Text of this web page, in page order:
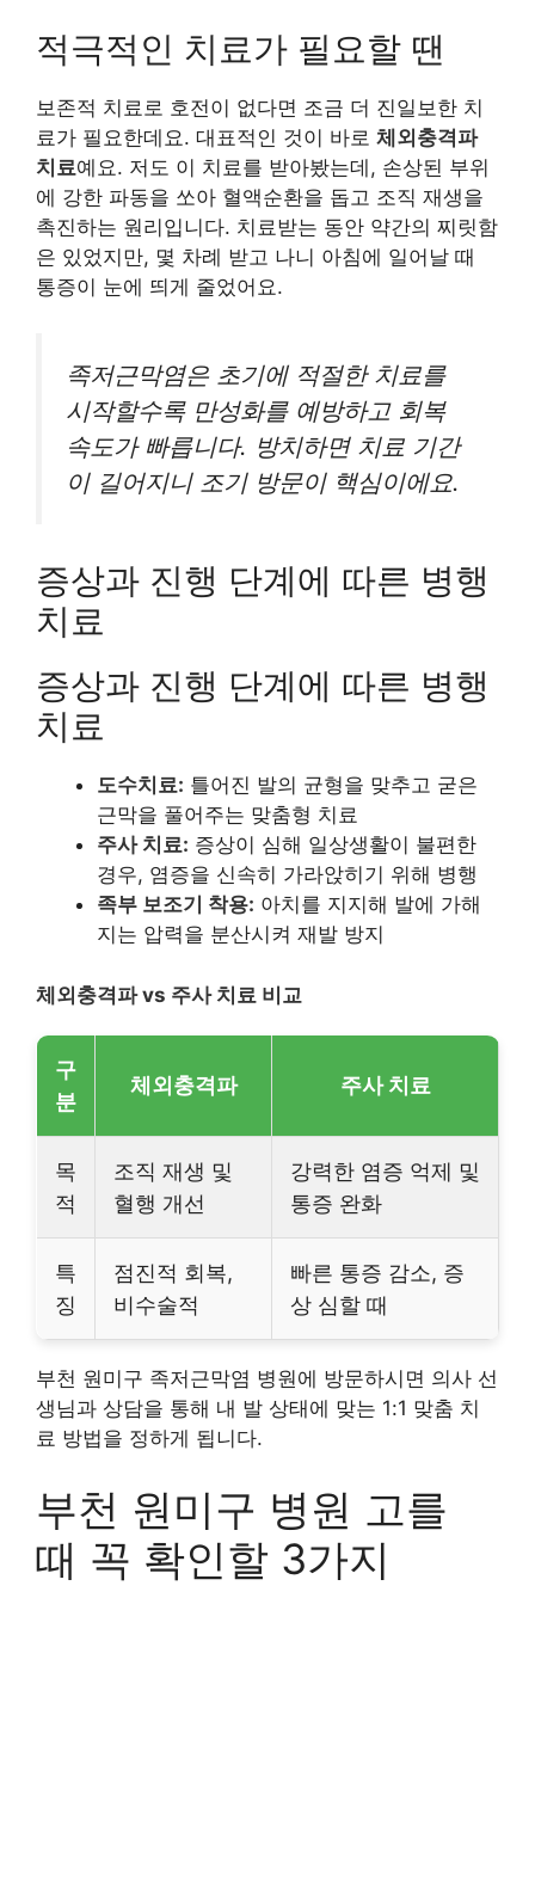
적극적인 치료가 필요할 땐
보존적 치료로 호전이 없다면 조금 더 진일보한 치
료가 필요한데요. 대표적인 것이 바로 체외충격파
치료예요. 저도 이 치료를 받아봤는데, 손상된 부위
에 강한 파동을 쏘아 혈액순환을 돕고 조직 재생을
촉진하는 원리입니다. 치료받는 동안 약간의 찌릿함
은 있었지만, 몇 차례 받고 나니 아침에 일어날 때
통증이 눈에 띄게 줄었어요.
족저근막염은 초기에 적절한 치료를
시작할수록 만성화를 예방하고 회복
속도가 빠릅니다. 방치하면 치료 기간
이 길어지니 조기 방문이 핵심이에요.
증상과 진행 단계에 따른 병행
치료
증상과 진행 단계에 따른 병행
치료
도수치료: 틀어진 발의 균형을 맞추고 굳은
근막을 풀어주는 맞춤형 치료
주사 치료: 증상이 심해 일상생활이 불편한
경우, 염증을 신속히 가라앉히기 위해 병행
족부 보조기 착용: 아치를 지지해 발에 가해
지는 압력을 분산시켜 재발 방지
체외충격파 vs 주사 치료 비교
구
분
체외충격파 주사 치료
목
적
조직 재생 및
혈행 개선
강력한 염증 억제 및
통증 완화
특
징
점진적 회복,
비수술적
빠른 통증 감소, 증
상 심할 때
부천 원미구 족저근막염 병원에 방문하시면 의사 선
생님과 상담을 통해 내 발 상태에 맞는 1:1 맞춤 치
료 방법을 정하게 됩니다.
부천 원미구 병원 고를
때 꼭 확인할 3가지